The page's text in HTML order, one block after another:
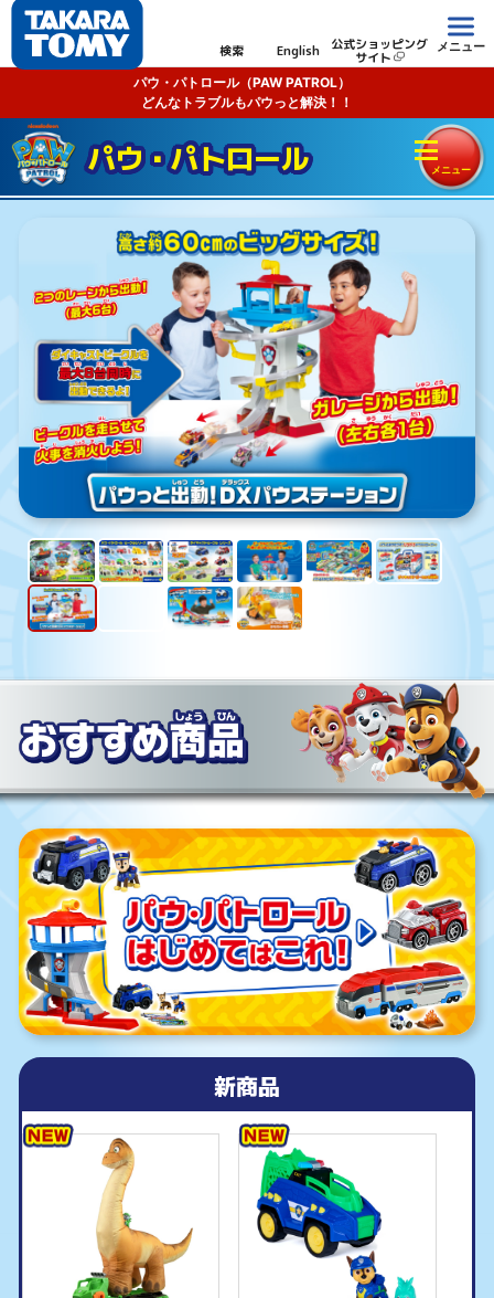
検索 English 公式ショッピング
サイト
メニュー
パウ・パトロール（PAW PATROL）
どんなトラブルもパウっと解決！！
パウ・パトロール
新商品